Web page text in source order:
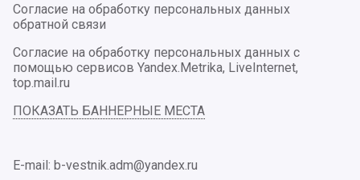
Согласие на обработку персональных данных
обратной связи
Согласие на обработку персональных данных с
помощью сервисов Yandex.Metrika, LiveInternet,
top.mail.ru
ПОКАЗАТЬ БАННЕРНЫЕ МЕСТА
E-mail: b-vestnik.adm@yandex.ru